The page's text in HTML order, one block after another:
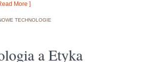
More ]
TECHNOLOGIE
a Etyka